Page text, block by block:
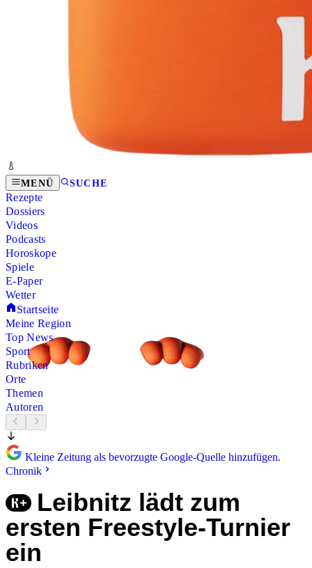
MENÜ SUCHE
Rezepte
Dossiers
Videos
Podcasts
Horoskope
Spiele
E-Paper
Wetter
Startseite
Meine Region
Top News
Sport
Rubriken
Orte
Themen
Autoren
Kleine Zeitung als bevorzugte Google-Quelle hinzufügen.
Chronik
Leibnitz lädt zum
ersten Freestyle-Turnier
ein